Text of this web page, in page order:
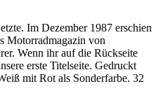
Im Dezember 1987 erschien
Motorradmagazin von
Wenn ihr auf die Rückseite
erste Titelseite. Gedruckt
mit Rot als Sonderfarbe. 32